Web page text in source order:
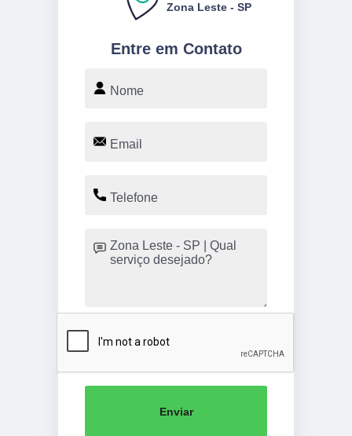
Entre em Contato
Zona Leste - SP
Enviar